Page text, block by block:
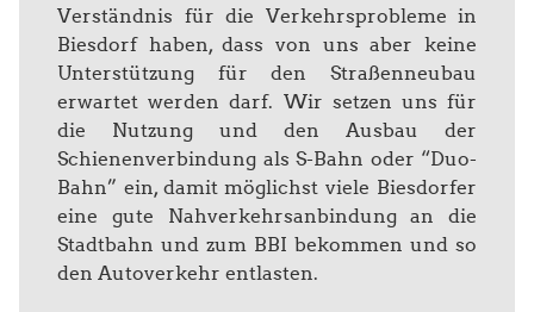
Verständnis für die Verkehrsprobleme in
Biesdorf haben, dass von uns aber keine
Unterstützung für den Straßenneubau
erwartet werden darf. Wir setzen uns für
die Nutzung und den Ausbau der
Schienenverbindung als S-Bahn oder “Duo-
Bahn” ein, damit möglichst viele Biesdorfer
eine gute Nahverkehrsanbindung an die
Stadtbahn und zum BBI bekommen und so
den Autoverkehr entlasten.